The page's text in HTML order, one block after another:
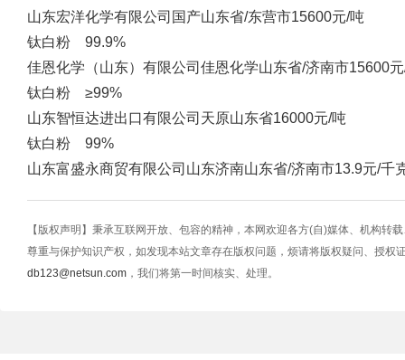
山东宏洋化学有限公司 国产山东省/东营市15600元/吨
钛白粉 99.9%
佳恩化学（山东）有限公司 佳恩化学山东省/济南市15600
钛白粉 ≥99%
山东智恒达进出口有限公司 天原山东省16000元/吨
钛白粉 99%
山东富盛永商贸有限公司 山东济南山东省/济南市13.9元/千
【版权声明】秉承互联网开放、包容的精神，本网欢迎各方(自)媒体、机构转
尊重与保护知识产权，如发现本站文章存在版权问题，烦请将版权疑问、授权
db123@netsun.com ，我们将第一时间核实、处理。